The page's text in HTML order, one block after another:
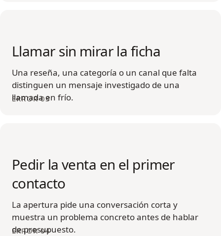
ERROR 03
Llamar sin mirar la ficha
Una reseña, una categoría o un canal que falta
distinguen un mensaje investigado de una
llamada en frío.
ERROR 04
Pedir la venta en el primer
contacto
La apertura pide una conversación corta y
muestra un problema concreto antes de hablar
de presupuesto.